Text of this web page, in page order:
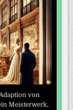
von
Meisterwerk,